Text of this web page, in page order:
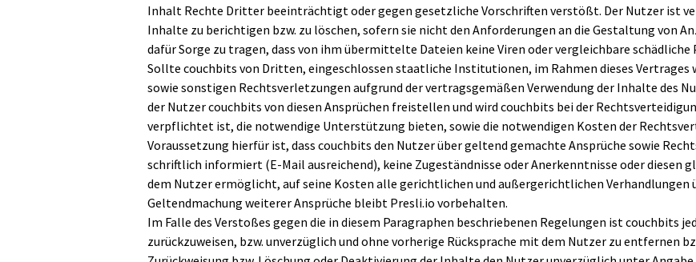
Inhalt Rechte Dritter beeinträchtigt oder gegen gesetzliche Vorschriften verstößt. Der Nutzer ist
Inhalte zu berichtigen bzw. zu löschen, sofern sie nicht den Anforderungen an die Gestaltung von
dafür Sorge zu tragen, dass von ihm übermittelte Dateien keine Viren oder vergleichbare
Sollte couchbits von Dritten, eingeschlossen staatliche Institutionen, im Rahmen dieses Vertrages
sowie sonstigen Rechtsverletzungen aufgrund der vertragsgemäßen Verwendung der Inhalte des
der Nutzer couchbits von diesen Ansprüchen freistellen und wird couchbits bei der
verpflichtet ist, die notwendige Unterstützung bieten, sowie die notwendigen Kosten der
Voraussetzung hierfür ist, dass couchbits den Nutzer über geltend gemachte Ansprüche sowie
schriftlich informiert (E-Mail ausreichend), keine Zugeständnisse oder Anerkenntnisse oder diesen
dem Nutzer ermöglicht, auf seine Kosten alle gerichtlichen und außergerichtlichen Verhandlungen
Geltendmachung weiterer Ansprüche bleibt Presli.io vorbehalten.
Im Falle des Verstoßes gegen die in diesem Paragraphen beschriebenen Regelungen ist couchbits
zurückzuweisen, bzw. unverzüglich und ohne vorherige Rücksprache mit dem Nutzer zu entfernen